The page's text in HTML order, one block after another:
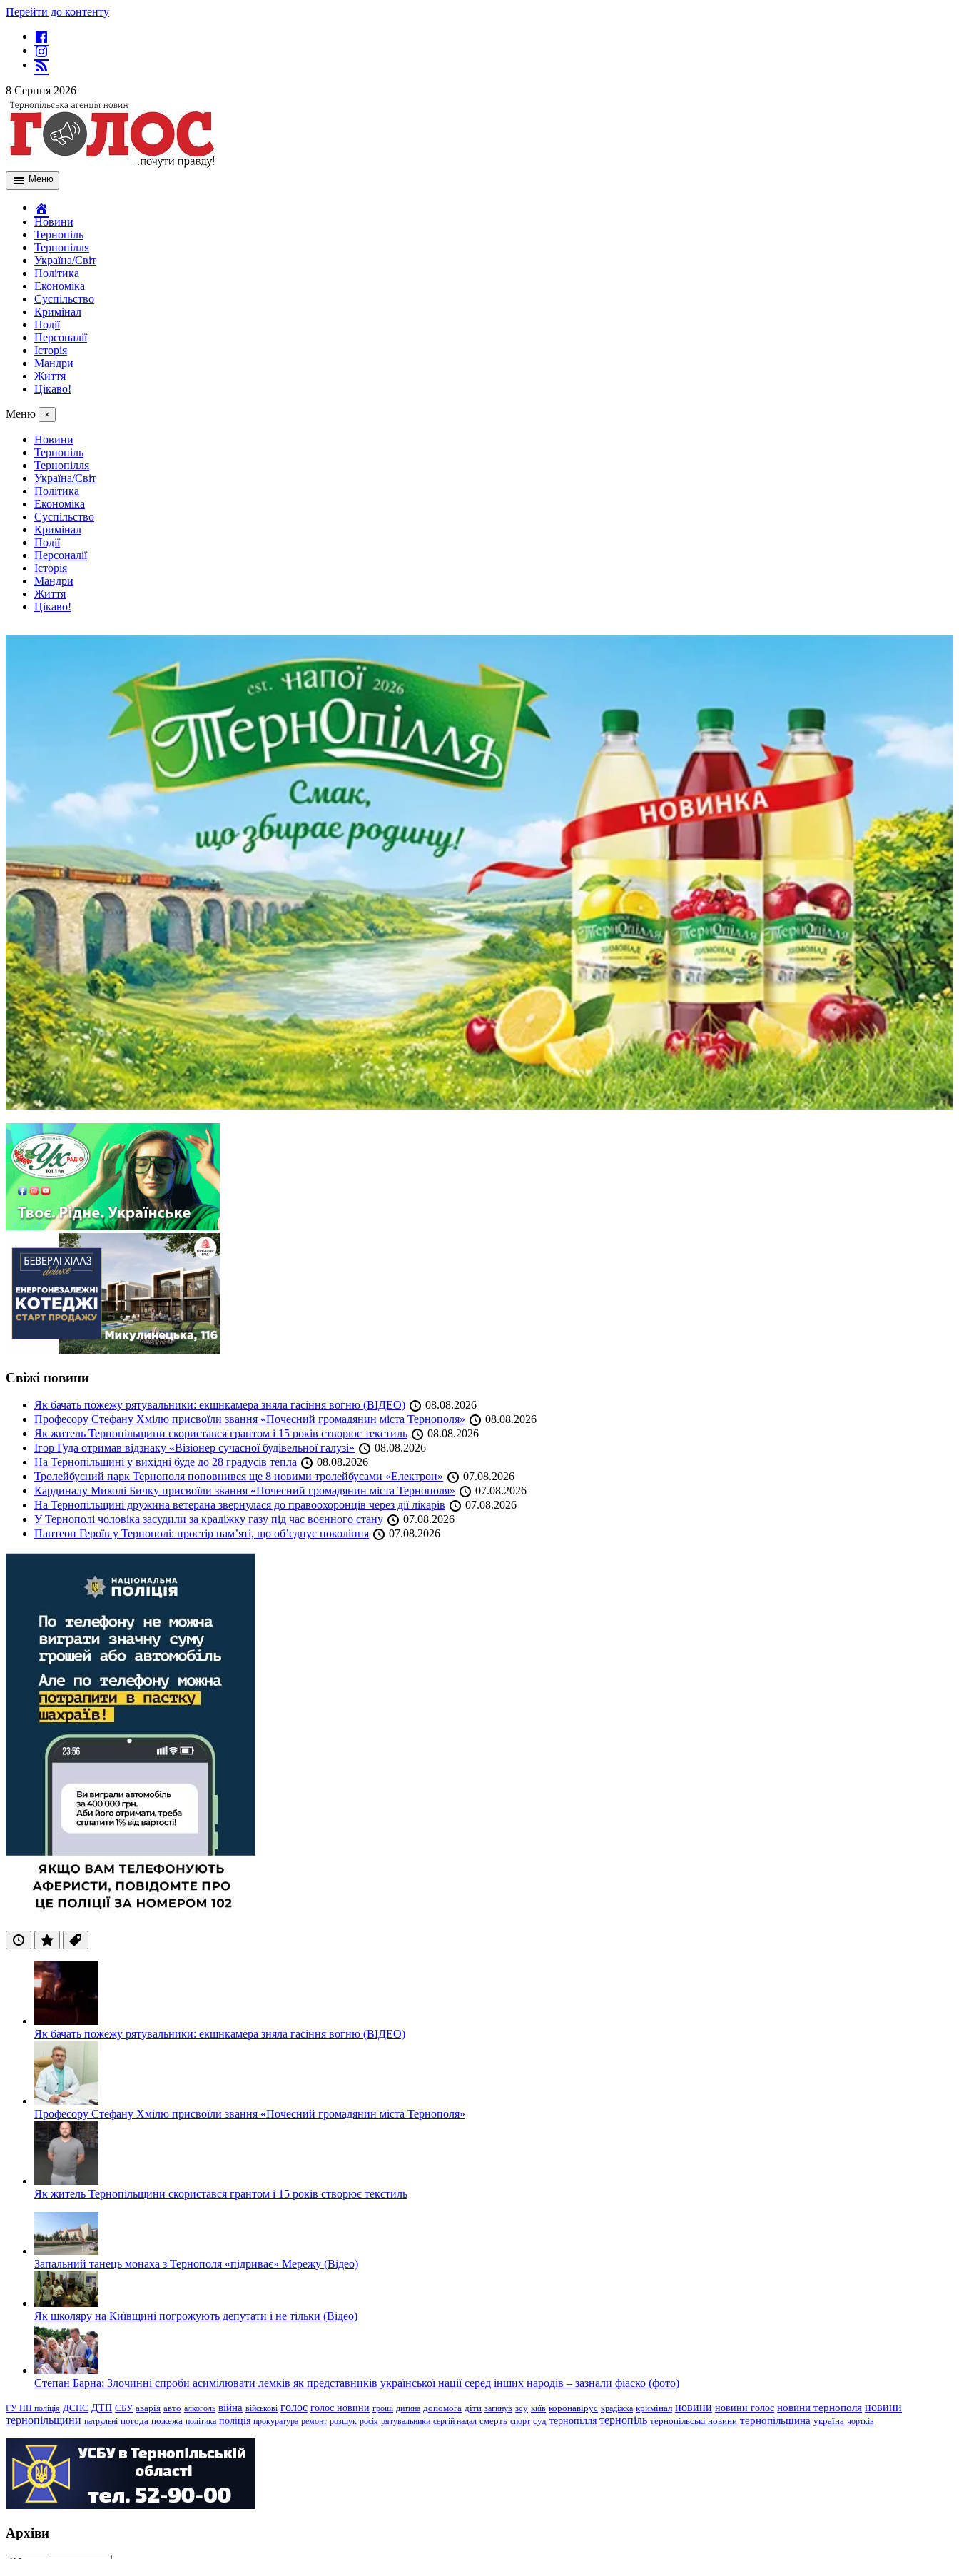
Перейти до контенту
8 Серпня 2026
Меню
Новини
Тернопіль
Тернопілля
Україна/Світ
Політика
Економіка
Суспільство
Кримінал
Події
Персоналії
Історія
Мандри
Життя
Цікаво!
Меню ×
Новини
Тернопіль
Тернопілля
Україна/Світ
Політика
Економіка
Суспільство
Кримінал
Події
Персоналії
Історія
Мандри
Життя
Цікаво!
Свіжі новини
Як бачать пожежу рятувальники: екшнкамера зняла гасіння вогню (ВІДЕО)
08.08.2026
Професору Стефану Хмілю присвоїли звання «Почесний громадянин міста Тернополя»
08.08.2026
Як житель Тернопільщини скористався грантом і 15 років створює текстиль
08.08.2026
Ігор Гуда отримав відзнаку «Візіонер сучасної будівельної галузі»
08.08.2026
На Тернопільщині у вихідні буде до 28 градусів тепла
08.08.2026
Тролейбусний парк Тернополя поповнився ще 8 новими тролейбусами «Електрон»
07.08.2026
Кардиналу Миколі Бичку присвоїли звання «Почесний громадянин міста Тернополя»
07.08.2026
На Тернопільщині дружина ветерана звернулася до правоохоронців через дії лікарів
07.08.2026
У Тернополі чоловіка засудили за крадіжку газу під час воєнного стану
07.08.2026
Пантеон Героїв у Тернополі: простір пам’яті, що об’єднує покоління
07.08.2026
ОстанніПопулярні
Теги
Як бачать пожежу рятувальники: екшнкамера зняла гасіння вогню (ВІДЕО)
Професору Стефану Хмілю присвоїли звання «Почесний громадянин міста Тернополя»
Як житель Тернопільщини скористався грантом і 15 років створює текстиль
Запальний танець монаха з Тернополя «підриває» Мережу (Відео)
Як школяру на Київщині погрожують депутати і не тільки (Відео)
Степан Барна: Злочинні спроби асимілювати лемків як представників української нації серед інших народів – зазнали фіаско (фото)
ГУ НП поліція ДСНС ДТП СБУ аварія авто алкоголь війна військові голос голос новини гроші дитина допомога діти загинув зсу київ коронавірус крадіжка кримінал новини новини голос новини тернополя новини
тернопільщини патрульні погода пожежа політика поліція прокуратура ремонт розшук росія рятувальники сергій надал смерть спорт суд тернопілля тернопіль тернопільські новини тернопільщина україна чортків
Архіви